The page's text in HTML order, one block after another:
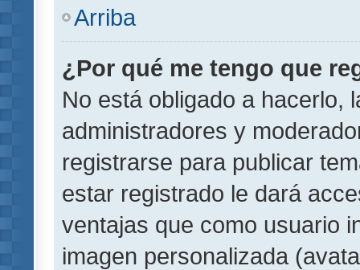
Arriba
¿Por qué me tengo que
No está obligado a hacerlo,
administradores y
registrarse para publicar
estar registrado le dará
ventajas que como usuario
imagen personalizada